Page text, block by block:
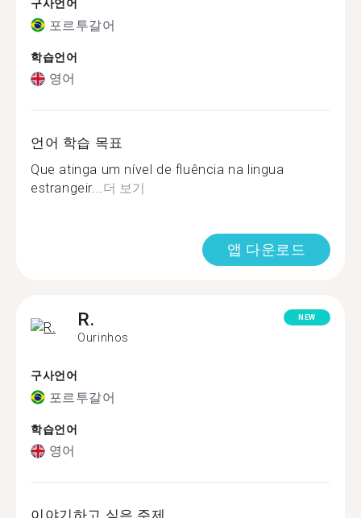
구사언어
포르투갈어
학습언어
영어
언어 학습 목표
Que atinga um nível de fluência na lingua
estrangeir...더 보기
앱 다운로드
R.
Ourinhos
NEW
구사언어
포르투갈어
학습언어
영어
이야기하고 싶은 주제